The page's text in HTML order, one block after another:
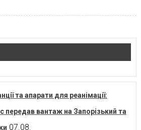
та апарати для реанімації:
передав вантаж на Запорізький та
07.08.